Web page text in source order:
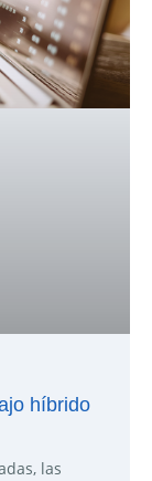
híbrido
las